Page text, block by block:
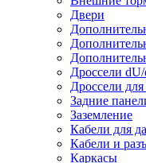
Двери
Дроссели
Дроссели
Задние
Заземление
Кабели для
Кабели и
Каркасы